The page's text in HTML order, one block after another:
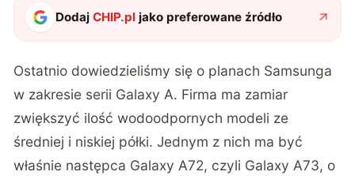
DodajCHIP.pl jako preferowane źródło
Ostatnio dowiedzieliśmy się o planach Samsunga
w zakresie serii Galaxy A. Firma ma zamiar
zwiększyć ilość wodoodpornych modeli ze
średniej i niskiej półki. Jednym z nich ma być
właśnie następca Galaxy A72, czyli Galaxy A73, o